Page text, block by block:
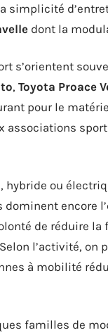
simplicité
dont la
s’orientent
, Toyota Proace
pour le
associations
hybride ou
encore
de réduire
l’activité, on
à mobilité
familles de